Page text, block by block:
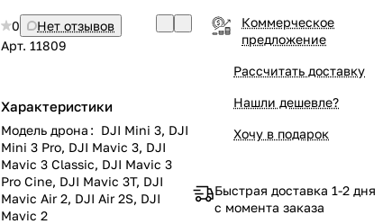
0
Нет отзывов
Арт. 11809
Характеристики
Модель дрона : DJI Mini 3, DJI
Mini 3 Pro, DJI Mavic 3, DJI
Mavic 3 Classic, DJI Mavic 3
Pro Cine, DJI Mavic 3T, DJI
Mavic Air 2, DJI Air 2S, DJI
Mavic 2
Коммерческое
предложение
Рассчитать доставку
Нашли дешевле?
Хочу в подарок
Быстрая доставка 1-2 дня
с момента заказа